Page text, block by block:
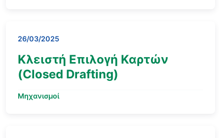
26/03/2025
Κλειστή Επιλογή Καρτών
(Closed Drafting)
Μηχανισμοί